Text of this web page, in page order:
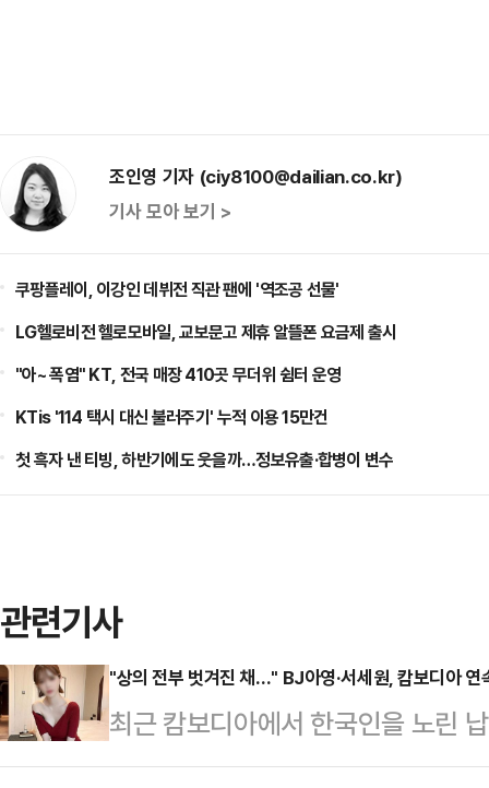
조인영 기자 (ciy8100@dailian.co.kr)
기사 모아 보기 >
쿠팡플레이, 이강인 데뷔전 직관 팬에 '역조공 선물'
LG헬로비전 헬로모바일, 교보문고 제휴 알뜰폰 요금제 출시
"아~ 폭염" KT, 전국 매장 410곳 무더위 쉼터 운영
KTis '114 택시 대신 불러주기' 누적 이용 15만건
첫 흑자 낸 티빙, 하반기에도 웃을까…정보유출·합병이 변수
관련기사
"상의 전부 벗겨진 채…" BJ아영·서세원, 캄보디아 연
최근 캄보디아에서 한국인을 노린
년 전 고(故) BJ아영(본명 변아영)